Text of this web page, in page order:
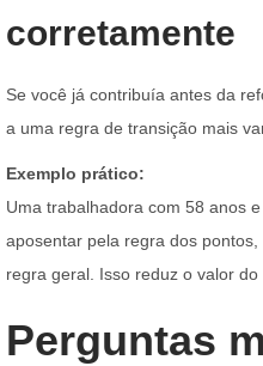
corretamente
Se você já contribuía antes da
a uma regra de transição mais
Exemplo prático:
Uma trabalhadora com 58 anos
aposentar pela regra dos
regra geral. Isso reduz o valor do
Perguntas